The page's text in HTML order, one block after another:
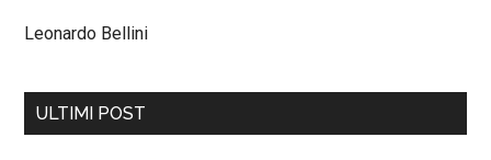
Leonardo Bellini
ULTIMI POST